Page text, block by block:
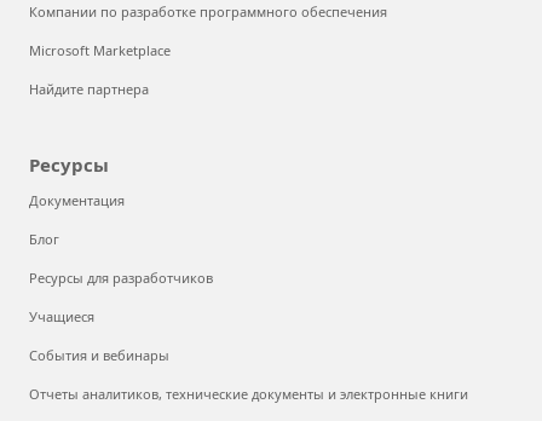
Компании по разработке программного обеспечения
Microsoft Marketplace
Найдите партнера
Ресурсы
Документация
Блог
Ресурсы для разработчиков
Учащиеся
События и вебинары
Отчеты аналитиков, технические документы и электронные книги